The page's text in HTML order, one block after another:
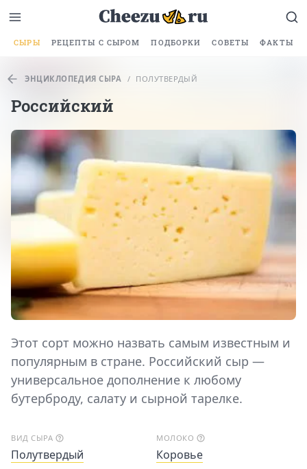
СЫРЫ РЕЦЕПТЫ С СЫРОМ ПОДБОРКИ СОВЕТЫ ФАКТЫ
ЭНЦИКЛОПЕДИЯ СЫРА / ПОЛУТВЕРДЫЙ
Российский
Этот сорт можно назвать самым известным и
популярным в стране. Российский сыр —
универсальное дополнение к любому
бутерброду, салату и сырной тарелке.
ВИД СЫРА
Полутвердый
МОЛОКО
Коровье